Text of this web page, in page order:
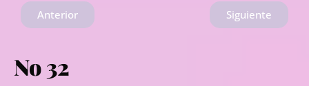
Anterior Siguiente
No 32